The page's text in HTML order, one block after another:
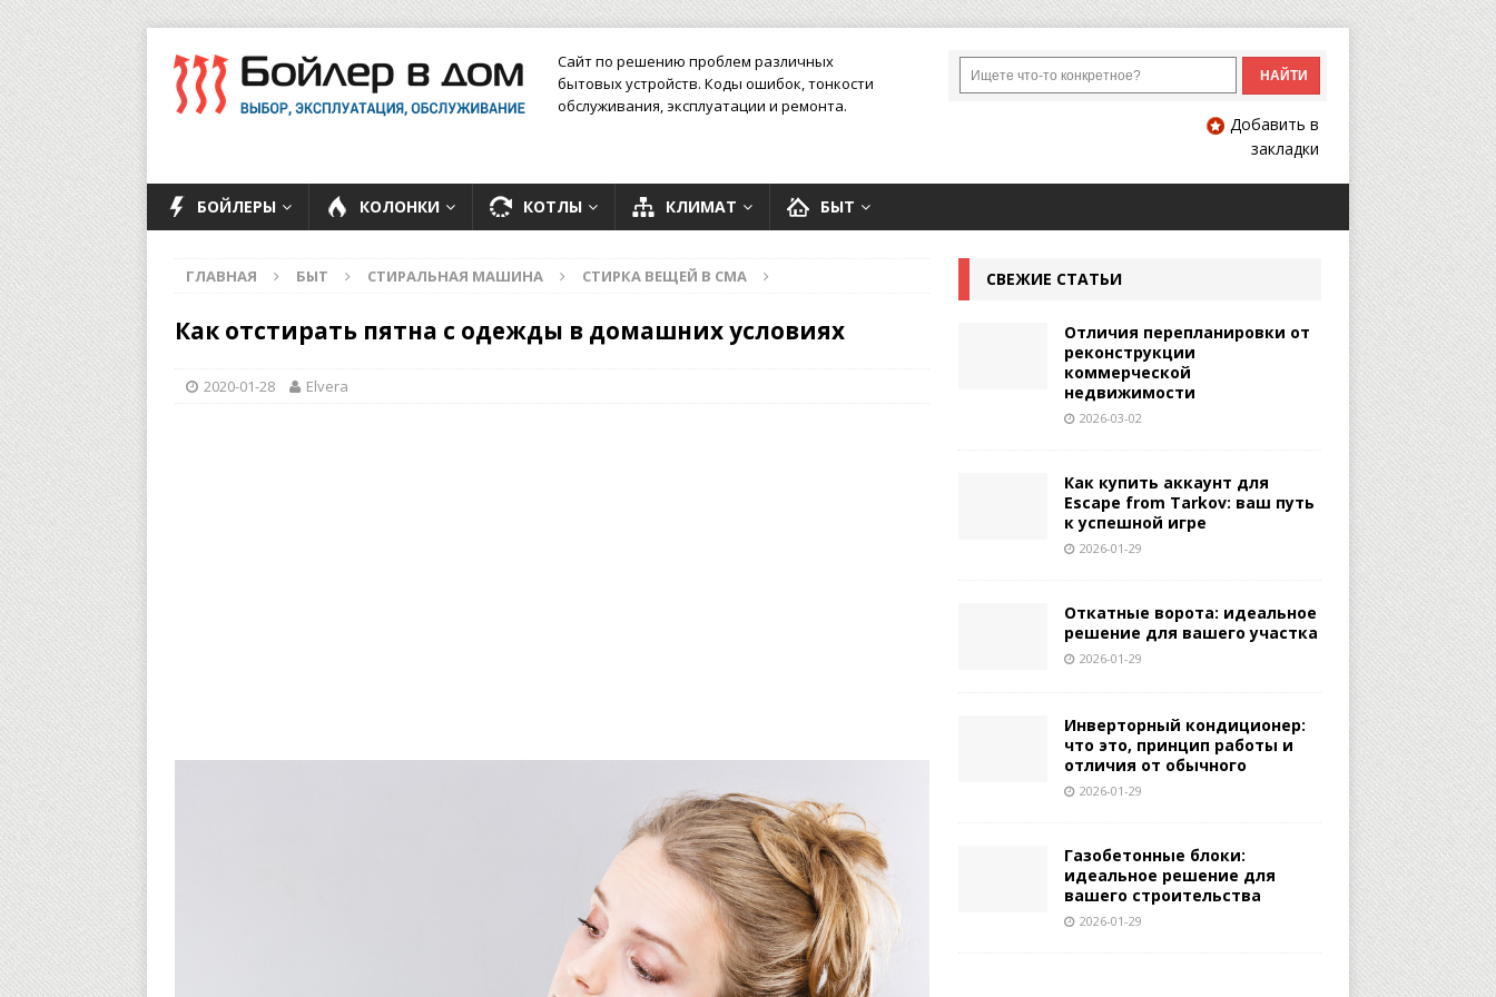
Сайт по решению проблем различных
бытовых устройств. Коды ошибок, тонкости
обслуживания, эксплуатации и ремонта.
Добавить в
закладки
БОЙЛЕРЫ КОЛОНКИ КОТЛЫ КЛИМАТ БЫТ
ГЛАВНАЯ БЫТ СТИРАЛЬНАЯ МАШИНА СТИРКА ВЕЩЕЙ В СМА
Как отстирать пятна с одежды в домашних условиях
2020-01-28 Elvera
СВЕЖИЕ СТАТЬИ
Отличия перепланировки от
реконструкции
коммерческой
недвижимости
2026-03-02
Как купить аккаунт для
Escape from Tarkov: ваш путь
к успешной игре
2026-01-29
Откатные ворота: идеальное
решение для вашего участка
2026-01-29
Инверторный кондиционер:
что это, принцип работы и
отличия от обычного
2026-01-29
Газобетонные блоки:
идеальное решение для
вашего строительства
2026-01-29